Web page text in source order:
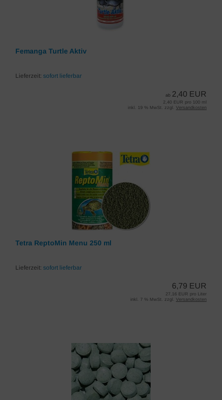
Femanga Turtle Aktiv
Lieferzeit: sofort lieferbar
ab 2,40 EUR
2,40 EUR pro 100 ml
inkl. 19 % MwSt. zzgl. Versandkosten
Tetra ReptoMin Menu 250 ml
Lieferzeit: sofort lieferbar
6,79 EUR
27,16 EUR pro Liter
inkl. 7 % MwSt. zzgl. Versandkosten